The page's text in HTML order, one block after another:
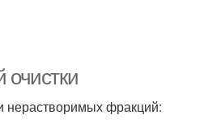
очистки
нерастворимых фракций: